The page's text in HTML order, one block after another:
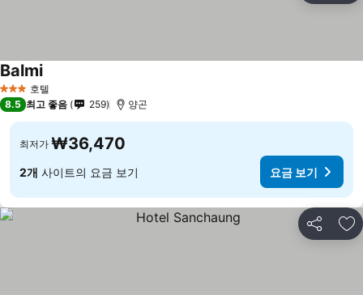
3 성급 호텔
Balmi
8.5 최고 좋음 259 양곤
최저가 ₩36,470
2개 사이트의 요금 보기 요금 보기
공유 즐